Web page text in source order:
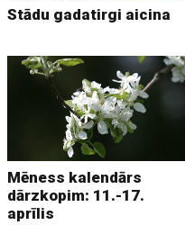
Stādu gadatirgi aicina
Mēness kalendārs
dārzkopim: 11.-17.
aprīlis